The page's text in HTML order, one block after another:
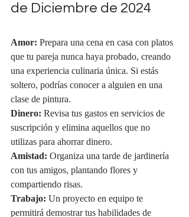
de Diciembre de 2024
Amor: Prepara una cena en casa con platos
que tu pareja nunca haya probado, creando
una experiencia culinaria única. Si estás
soltero, podrías conocer a alguien en una
clase de pintura.
Dinero: Revisa tus gastos en servicios de
suscripción y elimina aquellos que no
utilizas para ahorrar dinero.
Amistad: Organiza una tarde de jardinería
con tus amigos, plantando flores y
compartiendo risas.
Trabajo: Un proyecto en equipo te
permitirá demostrar tus habilidades de